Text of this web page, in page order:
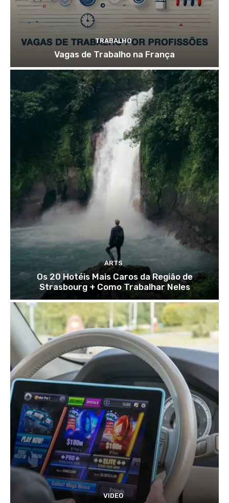
TRABALHO
Vagas de Trabalho na França
ARTS
Os 20 Hotéis Mais Caros da Região de
Strasbourg + Como Trabalhar Neles
VIDEO